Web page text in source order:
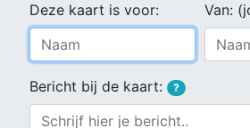
Deze kaart is voor: Van:
Bericht bij de kaart: ?